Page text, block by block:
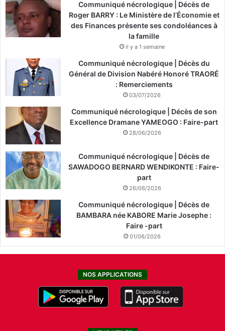
Communiqué nécrologique | Décès de
Roger BARRY : Le Ministère de l’Économie et
des Finances présente ses condoléances à
la famille
il y a 1 semaine
Communiqué nécrologique | Décès du
Général de Division Nabéré Honoré TRAORÉ
: Remerciements
03/07/2026
Communiqué nécrologique | Décès de son
Excellence Dramane YAMEOGO : Faire-part
28/06/2026
Communiqué nécrologique | Décès de
SAWADOGO BERNARD WENDIKONTE : Faire-
part
26/06/2026
Communiqué nécrologique | Décès de
BAMBARA née KABORE Marie Josephe :
Faire -part
01/06/2026
NOS APPLICATIONS